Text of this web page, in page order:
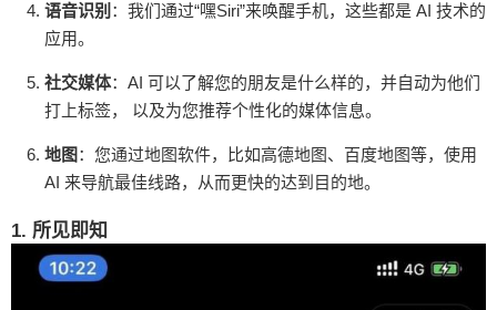
语音识别 ：我们通过“嘿Siri”来唤醒手机，这些都是 AI 技术的
应用。
社交媒体：AI 可以了解您的朋友是什么样的，并自动为他们
打上标签， 以及为您推荐个性化的媒体信息。
地图 ：您通过地图软件，比如高德地图、百度地图等，使用
AI 来导航最佳线路，从而更快的达到目的地。
1. 所见即知
东西，可以对其进行拍照然后使用 AI 搜索识别它。
比如国内有一款 APP 叫识花君，您拍下一朵可能您
不认识的花，它会识别出这是什么花，以及关于这
花的相关解释说明。AI 不仅仅可以看到世界，而且
application_scenarios_03.png 通过 AR 增强现实技
术来为产品创建 3D 模型以增强与客户之间的互
动，比如加拿大的电子商务平台 Shopify，国内的毒
APP 对于部分商品也使用了 3D 模型技术。 如果您
想看看客厅里的新茶几是什么样子的，您可以通过